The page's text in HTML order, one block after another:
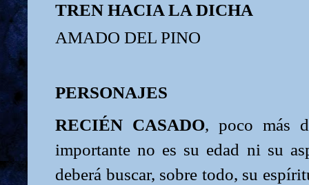
TREN HACIA LA DICHA
AMADO DEL PINO
PERSONAJES
RECIÉN CASADO, poco más
importante no es su edad ni su
deberá buscar, sobre todo, su